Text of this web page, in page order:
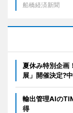
船橋経済新聞
夏休み特別企画
展」開催決定?
輸出管理AIの
得